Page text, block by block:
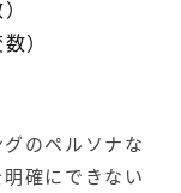
）
のペルソナな
確にできない